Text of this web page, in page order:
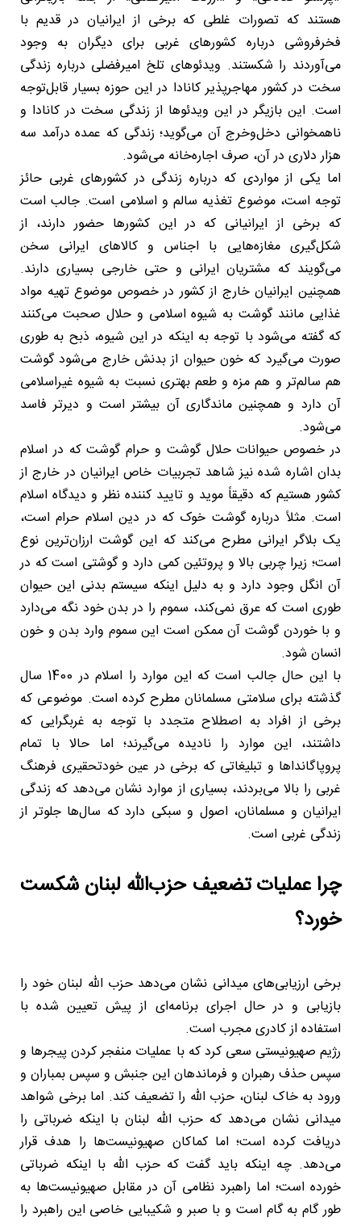
هستند که تصورات غلطی که برخی از ایرانیان در قدیم با
فخرفروشی درباره کشورهای غربی برای دیگران به وجود
می‌آوردند را شکستند. ویدئوهای تلخ امیرفضلی درباره زندگی
سخت در کشور مهاجرپذیر کانادا در این حوزه بسیار قابل‌توجه
است. این بازیگر در این ویدئوها از زندگی سخت در کانادا و
ناهمخوانی دخل‌وخرج آن می‌گوید؛ زندگی که عمده درآمد سه
هزار دلاری در آن، صرف اجاره‌خانه می‌شود.
اما یکی از مواردی که درباره زندگی در کشورهای غربی حائز
توجه است، موضوع تغذیه سالم و اسلامی است. جالب است
که برخی از ایرانیانی که در این کشورها حضور دارند، از
شکل‌گیری مغازه‌هایی با اجناس و کالاهای ایرانی سخن
می‌گویند که مشتریان ایرانی و حتی خارجی بسیاری دارند.
همچنین ایرانیان خارج از کشور در خصوص موضوع تهیه مواد
غذایی مانند گوشت به شیوه اسلامی و حلال صحبت می‌کنند
که گفته می‌شود با توجه به اینکه در این شیوه، ذبح به طوری
صورت می‌گیرد که خون حیوان از بدنش خارج می‌شود گوشت
هم سالم‌تر و هم مزه و طعم بهتری نسبت به شیوه غیراسلامی
آن دارد و همچنین ماندگاری آن بیشتر است و دیرتر فاسد
می‌شود.
در خصوص حیوانات حلال گوشت و حرام گوشت که در اسلام
بدان اشاره شده نیز شاهد تجربیات خاص ایرانیان در خارج از
کشور هستیم که دقیقاً موید و تایید کننده نظر و دیدگاه اسلام
است. مثلاً درباره گوشت خوک که در دین اسلام حرام است،
یک بلاگر ایرانی مطرح می‌کند که این گوشت ارزان‌ترین نوع
است؛ زیرا چربی بالا و پروتئین کمی دارد و گوشتی است که در
آن انگل وجود دارد و به دلیل اینکه سیستم بدنی این حیوان
طوری است که عرق نمی‌کند، سموم را در بدن خود نگه می‌دارد
و با خوردن گوشت آن ممکن است این سموم وارد بدن و خون
انسان شود.
با این حال جالب است که این موارد را اسلام در 1400 سال
گذشته برای سلامتی مسلمانان مطرح کرده است. موضوعی که
برخی از افراد به اصطلاح متجدد با توجه به غربگرایی که
داشتند، این موارد را نادیده می‌گیرند؛ اما حالا با تمام
پروپاگانداها و تبلیغاتی که برخی در عین خودتحقیری فرهنگ
غربی را بالا می‌بردند، بسیاری از موارد نشان می‌دهد که زندگی
ایرانیان و مسلمانان، اصول و سبکی دارد که سال‌ها جلوتر از
زندگی غربی است.
چرا عملیات تضعیف حزب‌الله لبنان شکست
خورد؟
برخی ارزیابی‌های میدانی نشان می‌دهد حزب الله لبنان خود را
بازیابی و در حال اجرای برنامه‌ای از پیش تعیین شده با
استفاده از کادری مجرب است.
رژیم صهیونیستی سعی کرد که با عملیات منفجر کردن پیجرها و
سپس حذف رهبران و فرماندهان این جنبش و سپس بمباران و
ورود به خاک لبنان، حزب الله را تضعیف کند. اما برخی شواهد
میدانی نشان می‌دهد که حزب الله لبنان با اینکه ضرباتی را
دریافت کرده است؛ اما کماکان صهیونیست‌ها را هدف قرار
می‌دهد. چه اینکه باید گفت که حزب الله با اینکه ضرباتی
خورده است؛ اما راهبرد نظامی آن در مقابل صهیونیست‌ها به
طور گام به گام است و با صبر و شکیبایی خاصی این راهبرد را